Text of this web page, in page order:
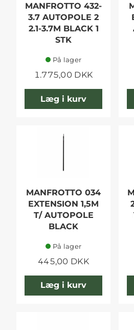
MANFROTTO 432-
3.7 AUTOPOLE 2
2.1-3.7M BLACK 1
STK
På lager
1.775,00 DKK
Læg i kurv
MANFROTTO 034
EXTENSION 1,5M
T/ AUTOPOLE
BLACK
På lager
445,00 DKK
Læg i kurv